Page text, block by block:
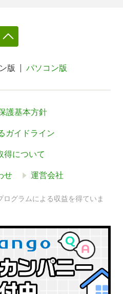
版 パソコン版
護基本方針
ガイドライン
得について
せ 運営会社
グラムによる収益を得ていま